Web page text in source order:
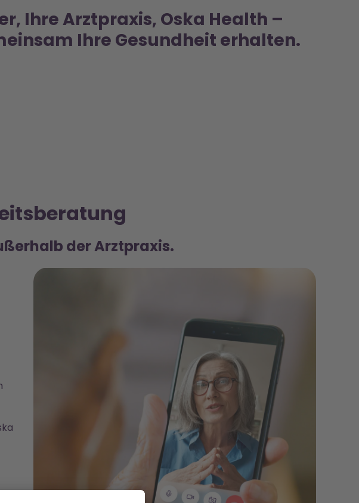
Ihre Arztpraxis, Oska Health –
Ihre Gesundheit erhalten.
der Arztpraxis.